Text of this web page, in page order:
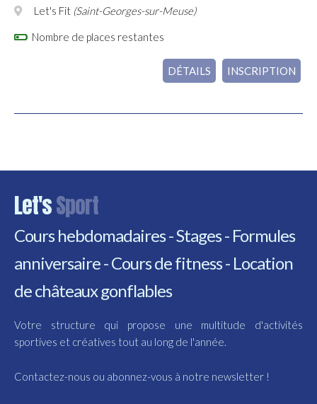
Let's Fit (Saint-Georges-sur-Meuse)
Nombre de places restantes
DÉTAILS INSCRIPTION
Let'sSport
Cours hebdomadaires - Stages - Formules
anniversaire - Cours de fitness - Location
de châteaux gonflables
Votre structure qui propose une multitude d'activités
sportives et créatives tout au long de l'année.
Contactez-nous ou abonnez-vous à notre newsletter !